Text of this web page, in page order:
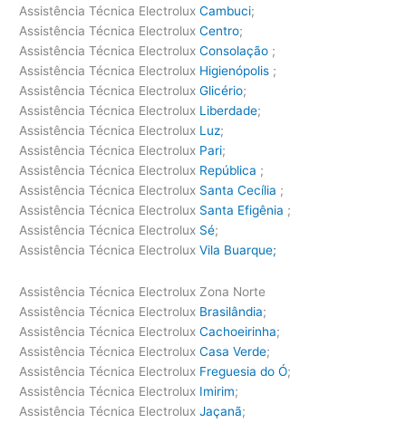
Assistência Técnica ElectroluxCambuci;
Assistência Técnica ElectroluxCentro;
Assistência Técnica ElectroluxConsolação ;
Assistência Técnica Electrolux Higienópolis ;
Assistência Técnica ElectroluxGlicério;
Assistência Técnica Electrolux Liberdade;
Assistência Técnica Electrolux Luz;
Assistência Técnica Electrolux Pari;
Assistência Técnica Electrolux República ;
Assistência Técnica Electrolux Santa Cecília ;
Assistência Técnica Electrolux Santa Efigênia ;
Assistência Técnica Electrolux Sé;
Assistência Técnica ElectroluxVila Buarque;
Assistência Técnica Electrolux Zona Norte
Assistência Técnica Electrolux Brasilândia;
Assistência Técnica ElectroluxCachoeirinha;
Assistência Técnica ElectroluxCasa Verde;
Assistência Técnica Electrolux Freguesia do Ó;
Assistência Técnica Electrolux Imirim;
Assistência Técnica ElectroluxJaçanã;